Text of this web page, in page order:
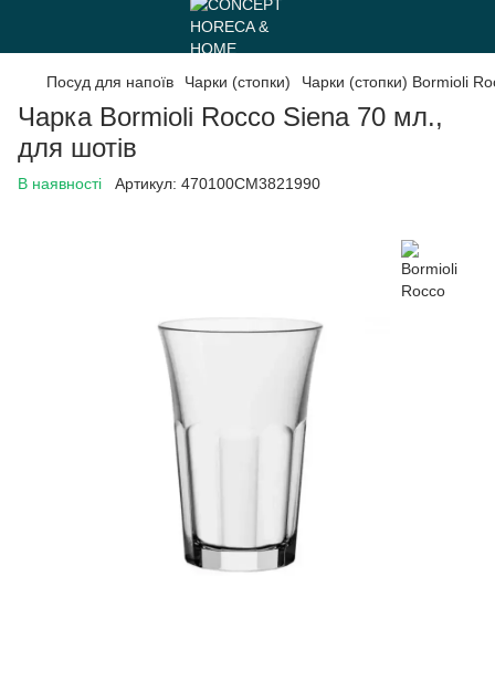
Посуд для напоїв Чарки (стопки) Чарки (стопки) Bormioli
Чарка Bormioli Rocco Siena 70 мл.,
для шотів
В наявності Артикул: 470100CM3821990